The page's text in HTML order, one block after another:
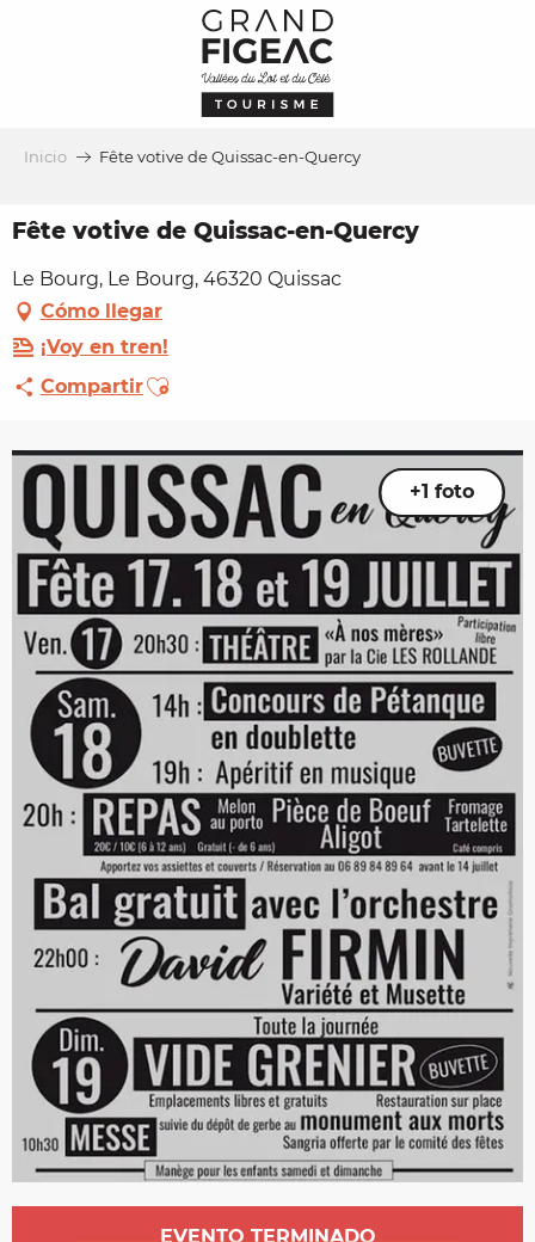
Inicio Fête votive de Quissac-en-Quercy
Fête votive de Quissac-en-Quercy
Le Bourg, Le Bourg, 46320 Quissac
Cómo llegar
¡Voy en tren!
CompartirAjouter aux favoris
+1 foto
Horarios y datos de contacto
EVENTO TERMINADO